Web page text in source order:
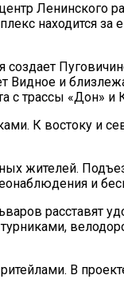
Ленинского
находится за
Видное и
с трассы «Дон»
К востоку и
жителей.
и
расставят
В